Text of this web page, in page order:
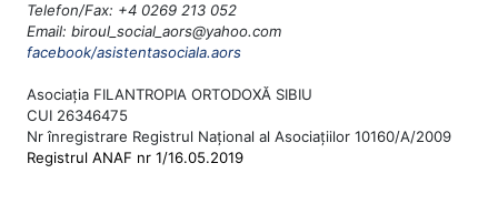
Telefon/Fax: +4 0269 213 052
Email: biroul_social_aors@yahoo.com
facebook/asistentasociala.aors
Asociația FILANTROPIA ORTODOXĂ SIBIU
CUI 26346475
Nr înregistrare Registrul Național al Asociațiilor 10160/A/2009
Registrul ANAF nr 1/16.05.2019